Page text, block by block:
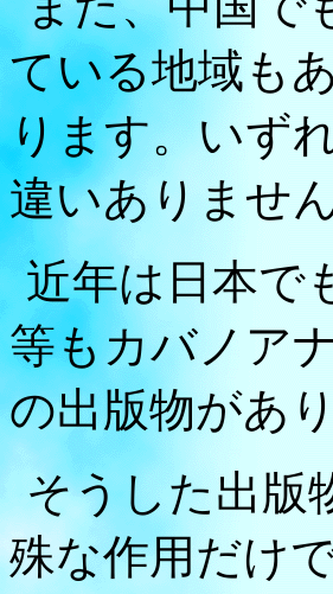
ている地域も
ります。いず
違いありません
近年は日本で
等もカバノア
の出版物があり
そうした出版
殊な作用だけ